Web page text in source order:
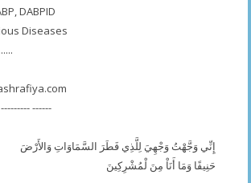
DABPID
Diseases
------
إِنِّي وَجَّهْتُ وَجْهِيَ لِلَّذِي فَطَرَ السَّمَاوَاتِ وَالأَرْضَ
حَنِيفًا وَمَا أَنَاْ مِنَ لْمُشْرِكِينَ